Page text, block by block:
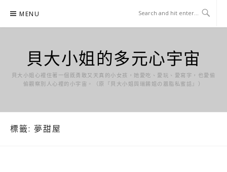
content
MENU
貝大小姐的多元心宇宙
貝大小姐心裡住著一個既勇敢又天真的小女孩，她愛吃、愛玩、愛寫字，也愛偷
偷觀察別人心裡的小宇宙。（原『貝大小姐與瑞餚姐の囂脂私蜜話』）
標籤: 夢甜屋